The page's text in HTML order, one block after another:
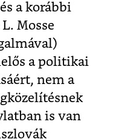
a korábbi
Mosse
a politikai
nem a
is van